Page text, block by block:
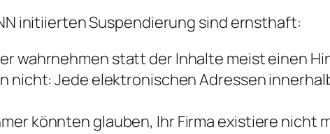
initiierten Suspendierung sind ernsthaft:
wahrnehmen statt der Inhalte meist einen
nicht: Jede elektronischen Adressen
könnten glauben, Ihr Firma existiere nicht